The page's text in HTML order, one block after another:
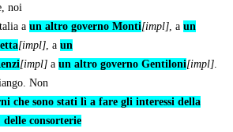
noi
a un altro governo Monti[impl], a un
[impl], a un
[impl]a un altro governo Gentiloni[impl].
Non
che sono stati lì a fare gli interessi della
consorterie